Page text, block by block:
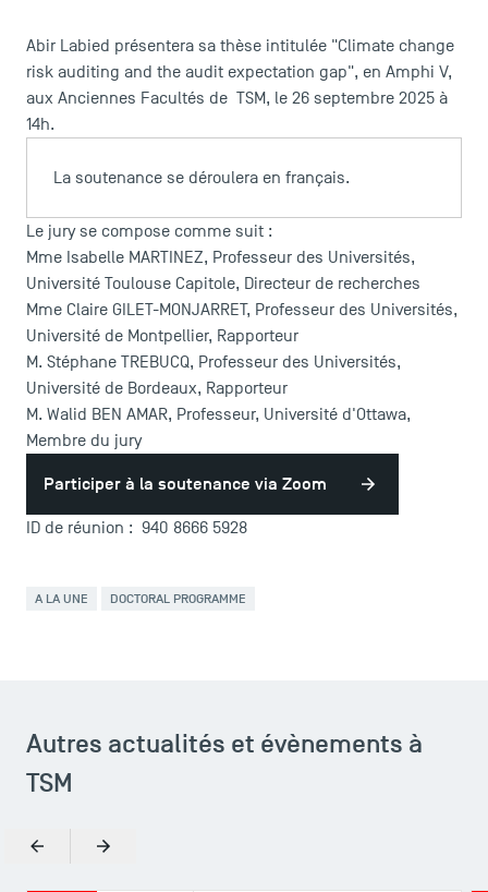
LES INDISPENSABLES
Le corps professoral
Campus tour
Abir Labied présentera sa thèse intitulée "Climate change
risk auditing and the audit expectation gap", en Amphi V,
aux Anciennes Facultés de TSM, le 26 septembre 2025 à
14h.
La soutenance se déroulera en français.
Le jury se compose comme suit :
Mme Isabelle MARTINEZ, Professeur des Universités,
Université Toulouse Capitole, Directeur de recherches
Mme Claire GILET-MONJARRET, Professeur des Universités,
Université de Montpellier, Rapporteur
M. Stéphane TREBUCQ, Professeur des Universités,
Université de Bordeaux, Rapporteur
M. Walid BEN AMAR, Professeur, Université d'Ottawa,
Membre du jury
Participer à la soutenance via Zoom
ID de réunion : 940 8666 5928
A LA UNE DOCTORAL PROGRAMME
Autres actualités et évènements à
TSM
PrécédentSuivant